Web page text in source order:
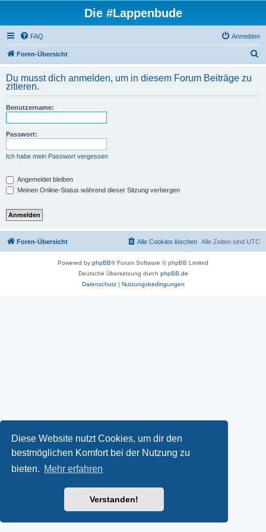
Diese Website nutzt Cookies, um dir den
bestmöglichen Komfort bei der Nutzung zu
bieten. Mehr erfahren
Verstanden!
Die #Lappenbude
FAQ Anmelden
Foren-Übersicht
h
Du musst dich anmelden, um in diesem Forum Beiträge zu
zitieren.
Benutzername:
Passwort:
Ich habe mein Passwort vergessen
Angemeldet bleiben
Meinen Online-Status während dieser Sitzung verbergen
Foren-Übersicht Alle Zeiten sind UTC
Alle Cookies löschen
Powered by phpBB® Forum Software © phpBB Limited
Deutsche Übersetzung durch phpBB.de
Datenschutz| Nutzungsbedingungen